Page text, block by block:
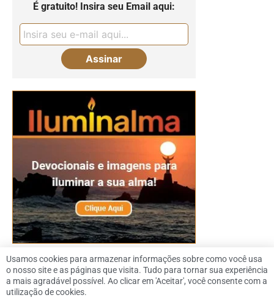
É gratuito! Insira seu Email aqui:
© 2026 Dennis Downing |
Usamos cookies para armazenar informações sobre como você usa
o nosso site e as páginas que visita. Tudo para tornar sua experiência
a mais agradável possível. Ao clicar em 'Aceitar', você consente com a
utilização de cookies.